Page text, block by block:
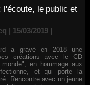
l'écoute, le public et
| 15/03/2019 |
a gravé en 2018 une
créations avec le CD
en hommage aux
et qui porte la
Rencontre avec un jeune